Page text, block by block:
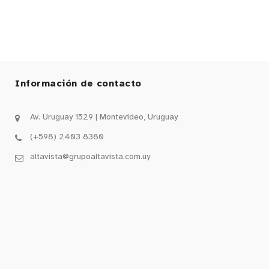
Información de contacto
Av. Uruguay 1529 | Montevideo, Uruguay
(+598) 2403 8380
altavista@grupoaltavista.com.uy